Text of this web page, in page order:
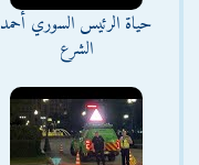
حياة الرئيس السوري أحمد
الشرع